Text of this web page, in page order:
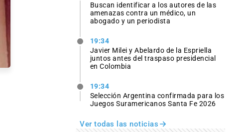
Buscan identificar a los autores de las
amenazas contra un médico, un
abogado y un periodista
19:34
Javier Milei y Abelardo de la Espriella
juntos antes del traspaso presidencial
en Colombia
19:34
Selección Argentina confirmada para los
Juegos Suramericanos Santa Fe 2026
Ver todas las noticias